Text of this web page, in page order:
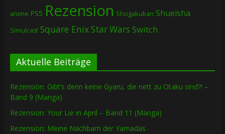
anime PS5 Rezension Shogakukan Shueisha
Simulcast Square EnixStar Wars Switch
Aktuelle Beiträge
Rezension: Gibt’s denn keine Gyaru, die nett zu Otaku sind?! –
Band 9 (Manga)
Rezension: Your Lie in April – Band 11 (Manga)
Rezension: Meine Nachbarn der Yamadas